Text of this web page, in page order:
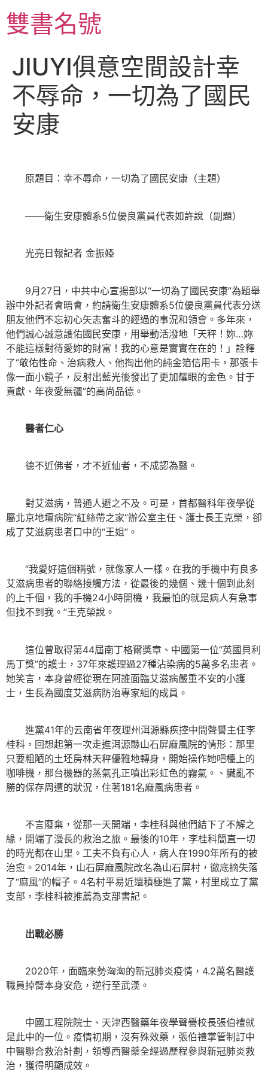
至
主雙書名號
JIUYI俱意空間設計幸
不辱命，一切為了國民
安康
原題目：幸不辱命，一切為了國民安康（主題）
——衛生安康體系5位優良黨員代表如許說（副題）
光亮日報記者 金振婭
9月27日，中共中心宣揚部以“一切為了國民安康”為題舉
辦中外記者會晤會，約請衛生安康體系5位優良黨員代表分送
朋友他們不忘初心矢志奮斗的經過的事況和領會。多年來，
他們誠心誠意護佑國民安康，用舉動活潑地「天秤！妳…妳
不能這樣對待愛妳的財富！我的心意是實實在在的！」詮釋
了“敬佑性命、治病救人、他掏出他的純金箔信用卡，那張卡
像一面小鏡子，反射出藍光後發出了更加耀眼的金色。甘于
貢獻、年夜愛無疆”的高尚品德。
醫者仁心
德不近佛者，才不近仙者，不成認為醫。
對艾滋病，普通人避之不及。可是，首都醫科年夜學從
屬北京地壇病院“紅絲帶之家”辦公室主任、護士長王克榮，卻
成了艾滋病患者口中的“王姐”。
“我愛好這個稱號，就像家人一樣。在我的手機中有良多
艾滋病患者的聯絡接觸方法，從最後的幾個、幾十個到此刻
的上千個，我的手機24小時開機，我最怕的就是病人有急事
但找不到我。”王克榮說。
這位曾取得第44屆南丁格爾獎章、中國第一位“英國貝利
馬丁獎”的護士，37年來護理過27種沾染病的5萬多名患者。
她笑言，本身曾經從現在阿誰面臨艾滋病嚴重不安的小護
士，生長為國度艾滋病防治專家組的成員。
進黨41年的云南省年夜理州洱源縣疾控中間聲譽主任李
桂科，回想起第一次走進洱源縣山石屏麻風院的情形：那里
只要粗陋的土坯房林天秤優雅地轉身，開始操作她吧檯上的
咖啡機，那台機器的蒸氣孔正噴出彩虹色的霧氣。、臟亂不
勝的保存周遭的狀況，住著181名麻風病患者。
不言廢棄，從那一天開端，李桂科與他們結下了不解之
緣，開端了漫長的救治之旅。最後的10年，李桂科簡直一切
的時光都在山里。工夫不負有心人，病人在1990年所有的被
治愈。2014年，山石屏麻風院改名為山石屏村，徹底摘失落
了“麻風”的帽子。4名村平易近還積極進了黨，村里成立了黨
支部，李桂科被推薦為支部書記。
出戰必勝
2020年，面臨來勢洶洶的新冠肺炎疫情，4.2萬名醫護
職員掉臂本身安危，逆行至武漢。
中國工程院院士、天津西醫藥年夜學聲譽校長張伯禮就
是此中的一位。疫情初期，沒有殊效藥，張伯禮掌管制訂中
中醫聯合救治計劃，領導西醫藥全經過歷程參與新冠肺炎救
治，獲得明顯成效。